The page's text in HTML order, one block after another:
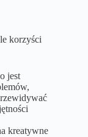
korzyści
jest
kreatywne